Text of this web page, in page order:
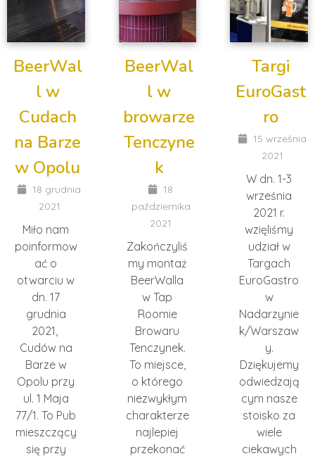
BeerWal
l w
Cudach
na Barze
w Opolu
18 grudnia
2021
Miło nam
poinformow
ać o
otwarciu w
dn. 17
grudnia
2021,
Cudów na
Barze w
Opolu przy
ul. 1 Maja
77/1. To Pub
mieszczący
się przy
BeerWal
l w
browarze
Tenczyne
k
18
października
2021
Zakończyliś
my montaż
BeerWalla
w Tap
Roomie
Browaru
Tenczynek.
To miejsce,
o którego
niezwykłym
charakterze
najlepiej
przekonać
Targi
EuroGast
ro
15 września
2021
W dn. 1-3
września
2021 r.
wzięliśmy
udział w
Targach
EuroGastro
w
Nadarzynie
k/Warszaw
y.
Dziękujemy
odwiedzają
cym nasze
stoisko za
wiele
ciekawych